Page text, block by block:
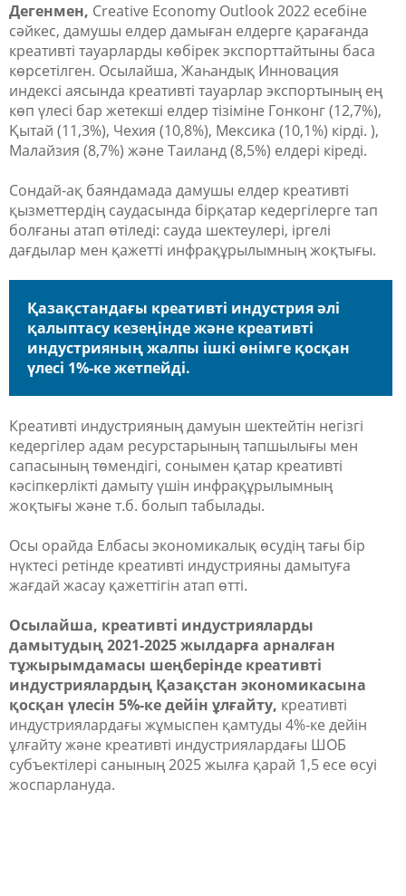
Дегенмен, Creative Economy Outlook 2022 есебіне
сәйкес, дамушы елдер дамыған елдерге қарағанда
креативті тауарларды көбірек экспорттайтыны баса
көрсетілген. Осылайша, Жаһандық Инновация
индексі аясында креативті тауарлар экспортының ең
көп үлесі бар жетекші елдер тізіміне Гонконг (12,7%),
Қытай (11,3%), Чехия (10,8%), Мексика (10,1%) кірді. ),
Малайзия (8,7%) және Таиланд (8,5%) елдері кіреді.
Сондай-ақ баяндамада дамушы елдер креативті
қызметтердің саудасында бірқатар кедергілерге тап
болғаны атап өтіледі: сауда шектеулері, іргелі
дағдылар мен қажетті инфрақұрылымның жоқтығы.
Қазақстандағы креативті индустрия әлі
қалыптасу кезеңінде және креативті
индустрияның жалпы ішкі өнімге қосқан
үлесі 1%-ке жетпейді.
Креативті индустрияның дамуын шектейтін негізгі
кедергілер адам ресурстарының тапшылығы мен
сапасының төмендігі, сонымен қатар креативті
кәсіпкерлікті дамыту үшін инфрақұрылымның
жоқтығы және т.б. болып табылады.
Осы орайда Елбасы экономикалық өсудің тағы бір
нүктесі ретінде креативті индустрияны дамытуға
жағдай жасау қажеттігін атап өтті.
Осылайша, креативті индустрияларды
дамытудың 2021-2025 жылдарға арналған
тұжырымдамасы шеңберінде креативті
индустриялардың Қазақстан экономикасына
қосқан үлесін 5%-ке дейін ұлғайту, креативті
индустриялардағы жұмыспен қамтуды 4%-ке дейін
ұлғайту және креативті индустриялардағы ШОБ
субъектілері санының 2025 жылға қарай 1,5 есе өсуі
жоспарлануда.